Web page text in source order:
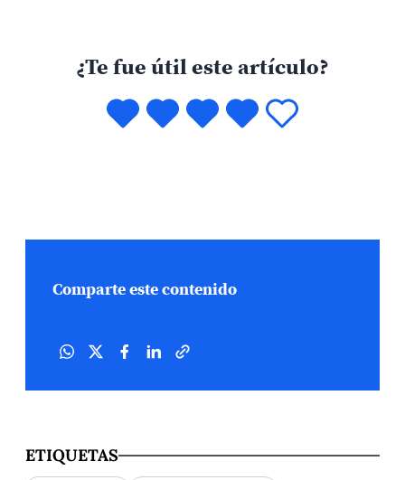
¿Te fue útil este artículo?
Comparte este contenido
ETIQUETAS